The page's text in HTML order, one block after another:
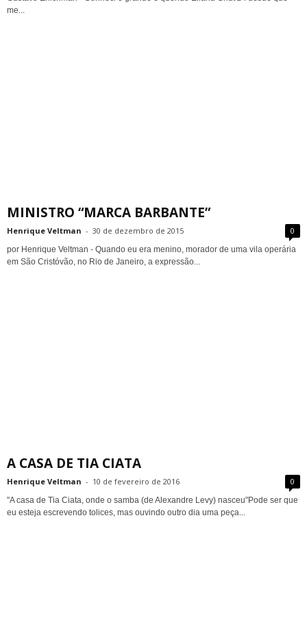
me...
MINISTRO “MARCA BARBANTE”
Henrique Veltman - 30 de dezembro de 2015 0
por Henrique Veltman - Quando eu era menino, morador de uma vila operária
em São Cristóvão, no Rio de Janeiro, a expressão...
A CASA DE TIA CIATA
Henrique Veltman - 10 de fevereiro de 2016 0
"A casa de Tia Ciata, onde o samba (de Alexandre Levy) nasceu"Pode ser que
eu esteja escrevendo tolices, mas ouvindo outro dia uma peça...